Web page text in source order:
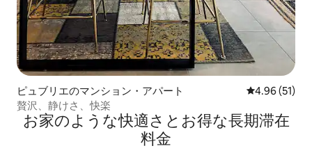
ピュブリエのマンション・アパート レビュー51
4.96 (51)
贅沢、静けさ、快楽
お家のような快⁠適⁠さ⁠とお⁠得⁠な長⁠期⁠滞⁠在
料⁠金